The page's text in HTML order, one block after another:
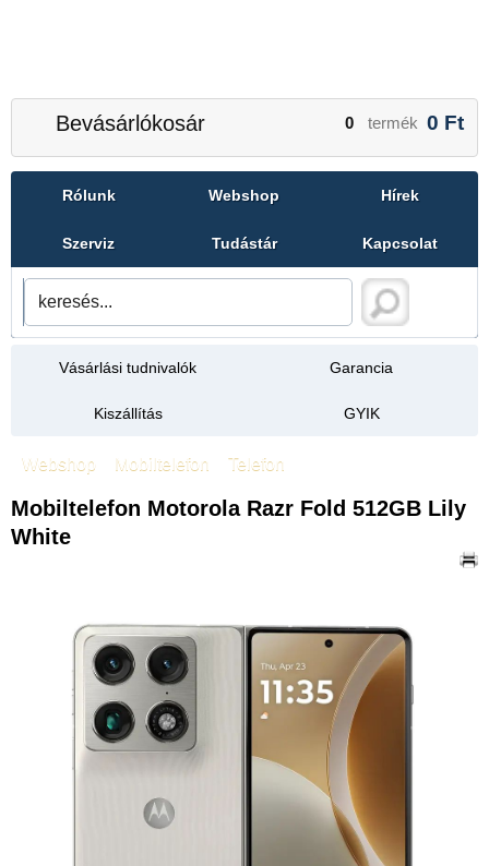
Bevásárlókosár 0 termék 0 Ft
Rólunk Webshop Hírek
Szerviz Tudástár Kapcsolat
Vásárlási tudnivalók Garancia
Kiszállítás GYIK
Webshop Mobiltelefon Telefon
Mobiltelefon Motorola Razr Fold 512GB Lily
White